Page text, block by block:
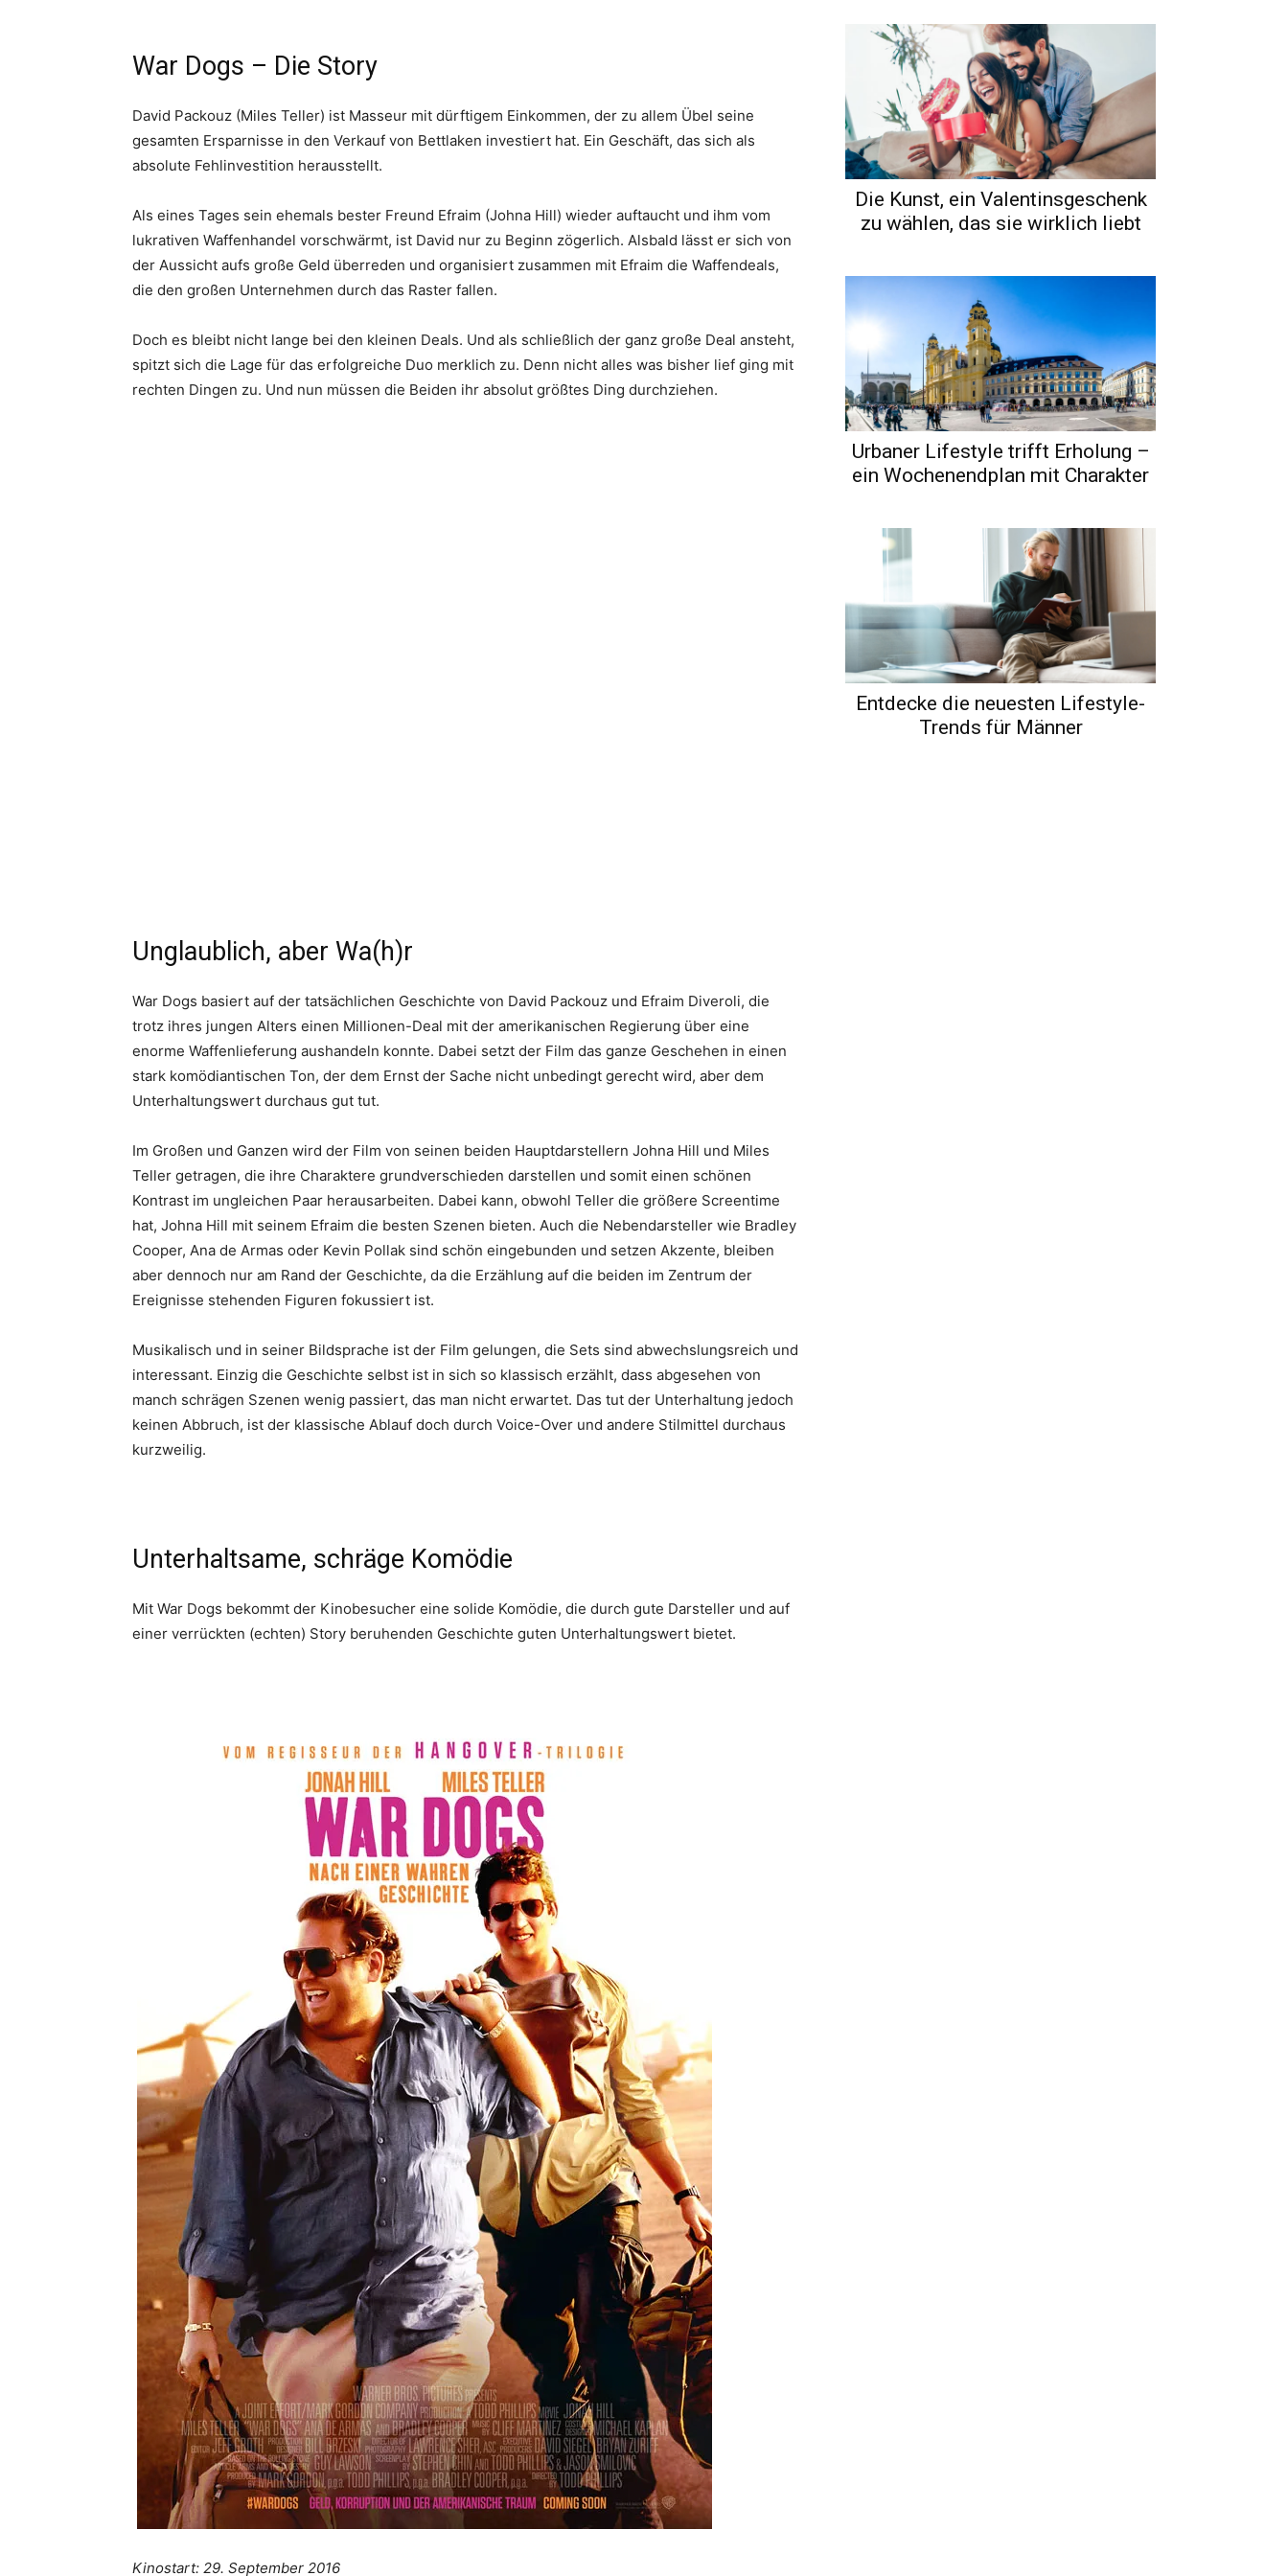
War Dogs – Die Story
David Packouz (Miles Teller) ist Masseur mit dürftigem Einkommen, der zu allem Übel seine
gesamten Ersparnisse in den Verkauf von Bettlaken investiert hat. Ein Geschäft, das sich als
absolute Fehlinvestition herausstellt.
Als eines Tages sein ehemals bester Freund Efraim (Johna Hill) wieder auftaucht und ihm vom
lukrativen Waffenhandel vorschwärmt, ist David nur zu Beginn zögerlich. Alsbald lässt er sich von
der Aussicht aufs große Geld überreden und organisiert zusammen mit Efraim die Waffendeals,
die den großen Unternehmen durch das Raster fallen.
Doch es bleibt nicht lange bei den kleinen Deals. Und als schließlich der ganz große Deal ansteht,
spitzt sich die Lage für das erfolgreiche Duo merklich zu. Denn nicht alles was bisher lief ging mit
rechten Dingen zu. Und nun müssen die Beiden ihr absolut größtes Ding durchziehen.
Unglaublich, aber Wa(h)r
War Dogs basiert auf der tatsächlichen Geschichte von David Packouz und Efraim Diveroli, die
trotz ihres jungen Alters einen Millionen-Deal mit der amerikanischen Regierung über eine
enorme Waffenlieferung aushandeln konnte. Dabei setzt der Film das ganze Geschehen in einen
stark komödiantischen Ton, der dem Ernst der Sache nicht unbedingt gerecht wird, aber dem
Unterhaltungswert durchaus gut tut.
Im Großen und Ganzen wird der Film von seinen beiden Hauptdarstellern Johna Hill und Miles
Teller getragen, die ihre Charaktere grundverschieden darstellen und somit einen schönen
Kontrast im ungleichen Paar herausarbeiten. Dabei kann, obwohl Teller die größere Screentime
hat, Johna Hill mit seinem Efraim die besten Szenen bieten. Auch die Nebendarsteller wie Bradley
Cooper, Ana de Armas oder Kevin Pollak sind schön eingebunden und setzen Akzente, bleiben
aber dennoch nur am Rand der Geschichte, da die Erzählung auf die beiden im Zentrum der
Ereignisse stehenden Figuren fokussiert ist.
Musikalisch und in seiner Bildsprache ist der Film gelungen, die Sets sind abwechslungsreich und
interessant. Einzig die Geschichte selbst ist in sich so klassisch erzählt, dass abgesehen von
manch schrägen Szenen wenig passiert, das man nicht erwartet. Das tut der Unterhaltung jedoch
keinen Abbruch, ist der klassische Ablauf doch durch Voice-Over und andere Stilmittel durchaus
kurzweilig.
Unterhaltsame, schräge Komödie
Mit War Dogs bekommt der Kinobesucher eine solide Komödie, die durch gute Darsteller und auf
einer verrückten (echten) Story beruhenden Geschichte guten Unterhaltungswert bietet.
Kinostart: 29. September 2016
Die Kunst, ein Valentinsgeschenk
zu wählen, das sie wirklich liebt
Urbaner Lifestyle trifft Erholung –
ein Wochenendplan mit Charakter
Entdecke die neuesten Lifestyle-
Trends für Männer